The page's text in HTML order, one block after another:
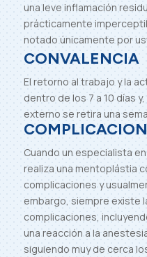
una leve inflamación
prácticamente
notado únicamente por
CONVALENCIA
El retorno al trabajo y la
dentro de los 7 a 10 días
externo se retira una
Cuando un especialista
realiza una mentoplástia
complicaciones y
embargo, siempre existe
complicaciones,
una reacción a la
siguiendo muy de cerca